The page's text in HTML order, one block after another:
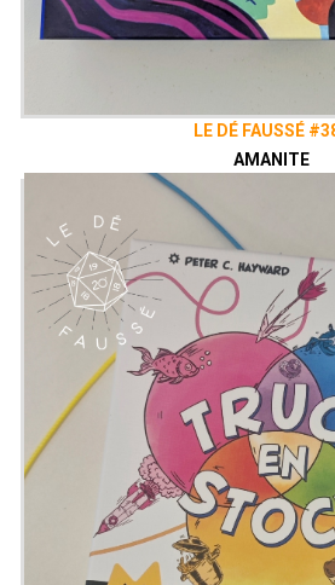
LE DÉ FAUSSÉ
AMANITE